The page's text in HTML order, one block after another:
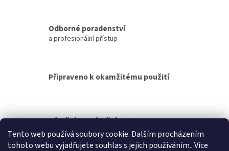
Tento web používá soubory cookie. Dalším procházením
tohoto webu vyjadřujete souhlas s jejich používáním.. Více
p
r
y
v
s
u
Odborné poradenství
a profesionální přístup
Připraveno k okamžitému použití
Záruční i pozáruční servis